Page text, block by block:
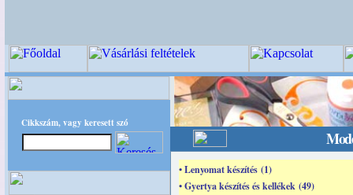
Cikkszám, vagy keresett szó
• Lenyomat készítés (1)
• Gyertya készítés és kellékek (49)